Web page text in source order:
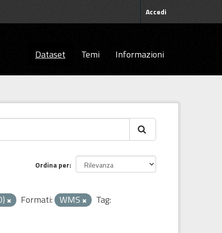
Accedi
Dataset Temi Informazioni
Ordina per
Formati: WMS
Tag: